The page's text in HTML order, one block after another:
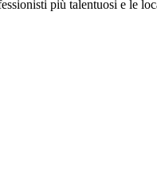
più talentuosi e le